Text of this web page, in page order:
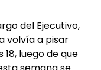
del Ejecutivo,
volvía a pisar
luego de que